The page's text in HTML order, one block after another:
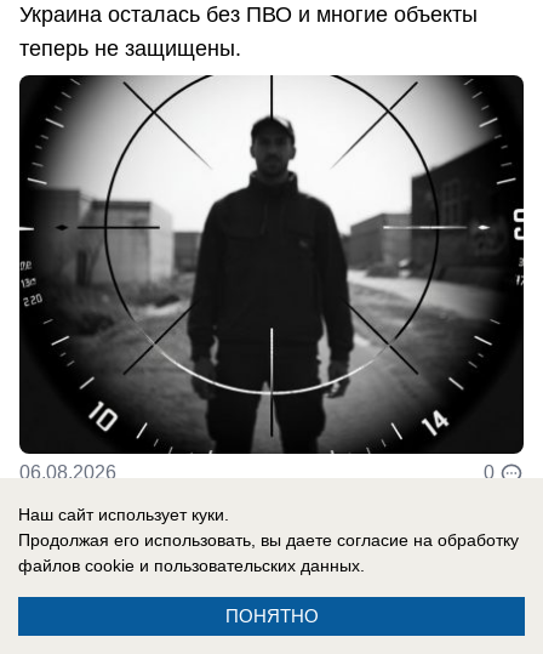
Украина осталась без ПВО и многие объекты
теперь не защищены.
06.08.2026 0
В России
«Узнала об измене из газет»: Маша Вебер
впервые откровенно рассказала об
Наш сайт использует куки.
Продолжая его использовать, вы даете согласие на обработку
файлов cookie и пользовательских данных.
ПОНЯТНО